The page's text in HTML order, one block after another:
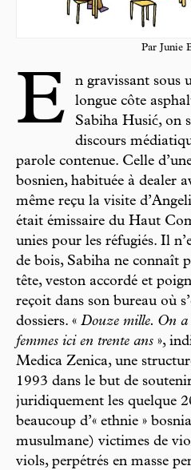
Par Junie
E
n gravissant sous
longue côte
Sabiha Husić, on
discours
parole contenue. Celle
bosnien, habituée à dealer
même reçu la visite
était émissaire du Haut
unies pour les réfugiés. Il
de bois, Sabiha ne connaît
tête, veston accordé et
reçoit dans son bureau où
dossiers. « Douze mille. On a
femmes ici en trente ans »,
Medica Zenica, une
1993 dans le but de
juridiquement les quelque
beaucoup d’« ethnie »
musulmane) victimes de
viols, perpétrés en masse